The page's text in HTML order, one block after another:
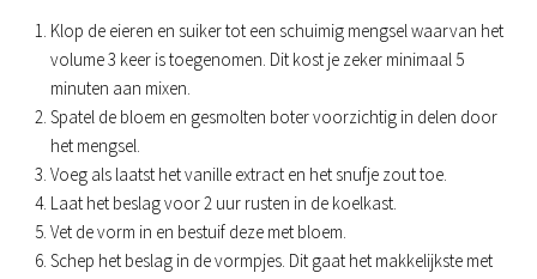
Klop de eieren en suiker tot een schuimig mengsel waarvan het
volume 3 keer is toegenomen. Dit kost je zeker minimaal 5
minuten aan mixen.
Spatel de bloem en gesmolten boter voorzichtig in delen door
het mengsel.
Voeg als laatst het vanille extract en het snufje zout toe.
Laat het beslag voor 2 uur rusten in de koelkast.
Vet de vorm in en bestuif deze met bloem.
Schep het beslag in de vormpjes. Dit gaat het makkelijkste met